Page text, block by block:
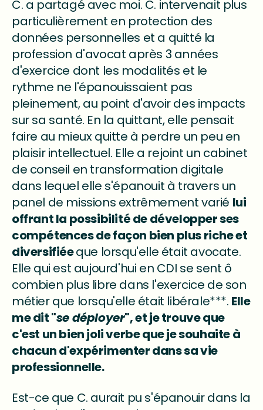
C. a partagé avec moi. C. intervenait plus
particulièrement en protection des
données personnelles et a quitté la
profession d'avocat après 3 années
d'exercice dont les modalités et le
rythme ne l'épanouissaient pas
pleinement, au point d'avoir des impacts
sur sa santé. En la quittant, elle pensait
faire au mieux quitte à perdre un peu en
plaisir intellectuel. Elle a rejoint un cabinet
de conseil en transformation digitale
dans lequel elle s'épanouit à travers un
panel de missions extrêmement varié lui
offrant la possibilité de développer ses
compétences de façon bien plus riche et
diversifiéeque lorsqu'elle était avocate.
Elle qui est aujourd'hui en CDI se sent ô
combien plus libre dans l'exercice de son
métier que lorsqu'elle était libérale***. Elle
me dit "se déployer", et je trouve que
c'est un bien joli verbe que je souhaite à
chacun d'expérimenter dans sa vie
professionnelle.
Est-ce que C. aurait pu s'épanouir dans la